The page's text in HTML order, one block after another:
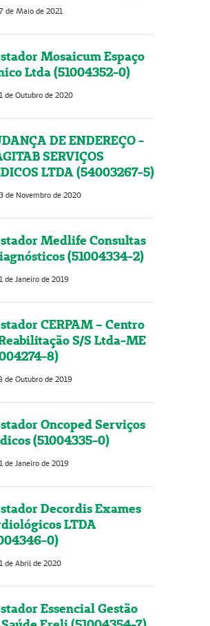
de Maio de 2021
Mosaicum Espaço
Ltda (51004352-0)
de Outubro de 2020
DE ENDEREÇO -
SERVIÇOS
LTDA (54003267-5)
de Novembro de 2020
Medlife Consultas
(51004334-2)
de Janeiro de 2019
CERPAM – Centro
S/S Ltda-ME
8)
de Outubro de 2019
Oncoped Serviços
(51004335-0)
de Janeiro de 2019
Decordis Exames
LTDA
0)
de Abril de 2020
Essencial Gestão